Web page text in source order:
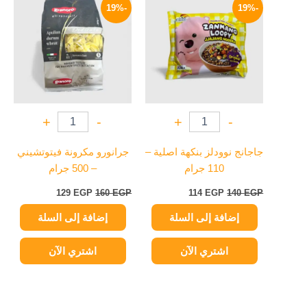
-19%
-
+
جاجانج نوودلز بنكهة اصلية –
110 جرام
140EGP
هو:
140 EGP.
114 EGP
هو:
114 EGP.
إضافة إلى السلة
اشتري الآن
-19%
-
+
جرانورو مكرونة فيتوتشيني
– 500 جرام
160EGP
الأصلي
160 EGP.
129 EGP
الحالي
هو:
129 EGP.
إضافة إلى السلة
اشتري الآن